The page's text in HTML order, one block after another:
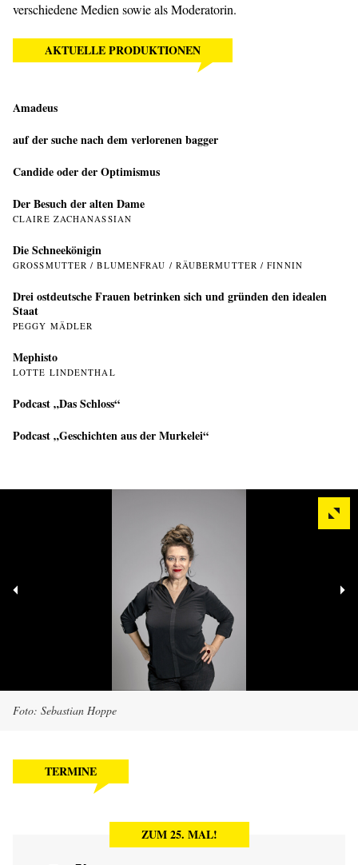
verschiedene Medien sowie als Moderatorin.
AKTUELLE PRODUKTIONEN
Amadeus
auf der suche nach dem verlorenen bagger
Candide oder der Optimismus
Der Besuch der alten Dame
CLAIRE ZACHANASSIAN
Die Schneekönigin
GROSSMUTTER / BLUMENFRAU / RÄUBERMUTTER / FINNIN
Drei ostdeutsche Frauen betrinken sich und gründen den idealen
Staat
PEGGY MÄDLER
Mephisto
LOTTE LINDENTHAL
Podcast „Das Schloss“
Podcast „Geschichten aus der Murkelei“
Foto: Sebastian Hoppe
TERMINE
ZUM 25. MAL!